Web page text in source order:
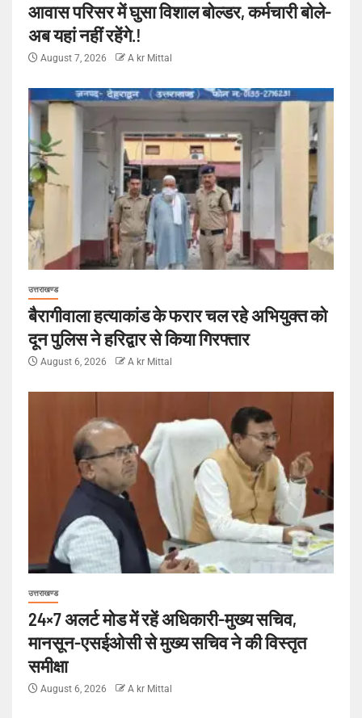
आवास परिसर में घुसा विशाल बोल्डर, कर्मचारी बोले-
अब यहां नहीं रहेंगे.!
August 7, 2026 A kr Mittal
उत्तराखण्ड
बैरागीवाला हत्याकांड के फरार चल रहे अभियुक्त को
दून पुलिस ने हरिद्वार से किया गिरफ्तार
August 6, 2026 A kr Mittal
उत्तराखण्ड
24×7 अलर्ट मोड में रहें अधिकारी-मुख्य सचिव,
मानसून-एसईओसी से मुख्य सचिव ने की विस्तृत
समीक्षा
August 6, 2026 A kr Mittal